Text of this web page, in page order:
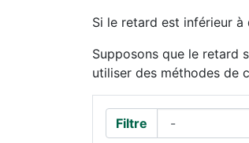
Si le retard est inférieur à
Supposons que le retard
utiliser des méthodes de
Filtre